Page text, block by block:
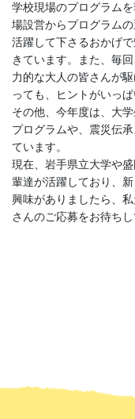
学校現場のプログラム
場設営からプログラム
活躍して下さるおかげ
きています。また、毎
力的な大人の皆さんが
っても、ヒントがいっぱ
その他、今年度は、大
プログラムや、震災伝
ています。
現在、岩手県立大学や
輩達が活躍しており、
興味がありましたら、
さんのご応募をお待ちし